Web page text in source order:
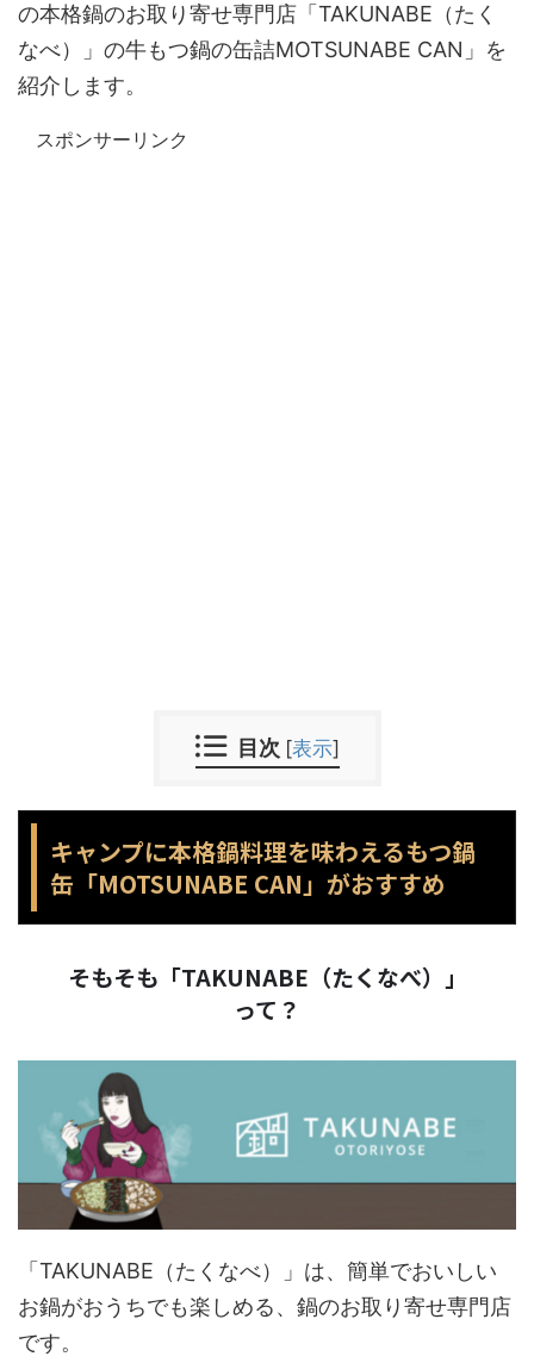
の本格鍋のお取り寄せ専門店「TAKUNABE（たく
なべ）」の牛もつ鍋の缶詰MOTSUNABE CAN」を
紹介します。
スポンサーリンク
目次 [表示]
キャンプに本格鍋料理を味わえるもつ鍋
缶「MOTSUNABE CAN」がおすすめ
そもそも「TAKUNABE（たくなべ）」
って？
「TAKUNABE（たくなべ）」は、簡単でおいしい
お鍋がおうちでも楽しめる、鍋のお取り寄せ専門店
です。